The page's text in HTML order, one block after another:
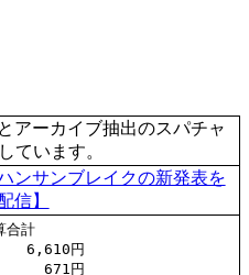
ーカイブ抽出のスパチャ
ています。
ンサンブレイクの新発表を
信】
合計
6,610円
671円